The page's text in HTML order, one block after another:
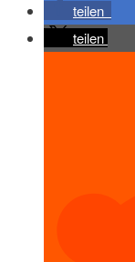
teilen
teilen